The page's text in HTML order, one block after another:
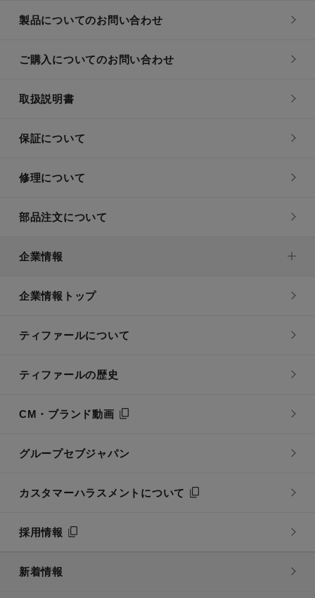
製品についてのお問い合わせ
ご購入についてのお問い合わせ
取扱説明書
保証について
修理について
部品注文について
企業情報
企業情報トップ
ティファールについて
ティファールの歴史
CM・ブランド動画
グループセブジャパン
カスタマーハラスメントについて
採用情報
新着情報